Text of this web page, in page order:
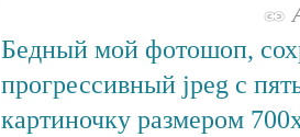
Бедный мой фотошоп,
прогрессивный jpeg c
картиночку размером